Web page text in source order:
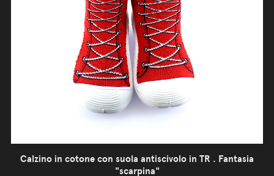
Calzino in cotone con suola antiscivolo in TR . Fantasia
"scarpina"